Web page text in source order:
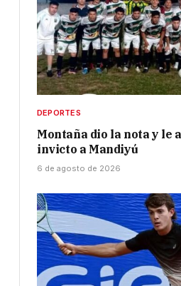
DEPORTES
Montaña dio la nota y le
invicto a Mandiyú
6 de agosto de 2026